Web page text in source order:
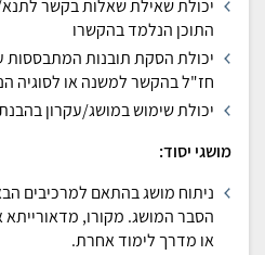
יכולת שאילת שאלות בקשר
התוכן הנלמד בהקשרו
יכולת הסקת תובנות המתבססות
חז"ל בהקשר למשנה או לסוגיה
יכולת שימוש במושג/עקרון
מושגי יסוד:
ניתוח מושג בהתאם למרכיבים
הסבר המושג. מקורו,
או מדרך לימוד אחרת.